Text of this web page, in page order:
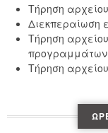
Τήρηση
Διεκπεραίωση
Τήρηση
προγραμμάτων
Τήρηση